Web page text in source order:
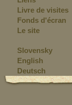
Livre de visites
Fonds d'écran
Le site
Slovensky
English
Deutsch